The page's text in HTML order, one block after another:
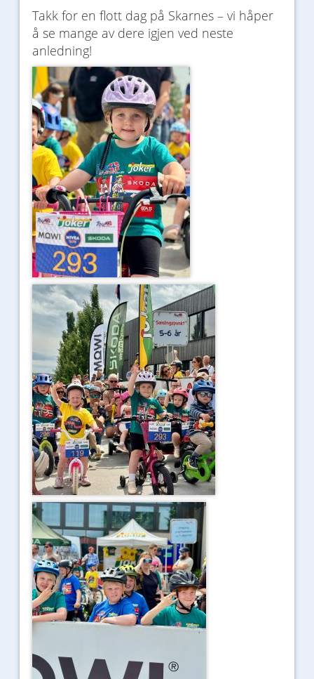
Takk for en flott dag på Skarnes – vi håper
å se mange av dere igjen ved neste
anledning!